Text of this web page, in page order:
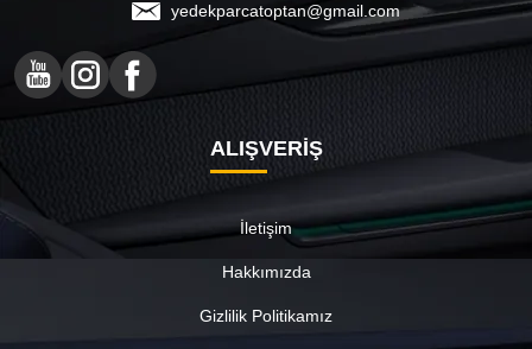
yedekparcatoptan@gmail.com
ALIŞVERİŞ
İletişim
Hakkımızda
Gizlilik Politikamız